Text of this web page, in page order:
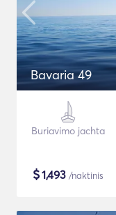
Bavaria 49
Buriavimo jachta
$1,493 /naktinis